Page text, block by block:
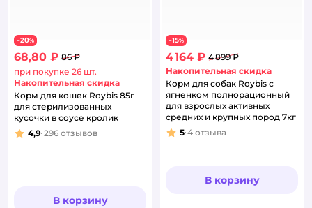
−20%
68,80 ₽ 86 ₽
при покупке 26 шт.
Накопительная скидка
Корм для кошек Roybis 85г
для стерилизованных
кусочки в соусе кролик
Рейтинг:
4,9 296 отзывов
В корзину
−15%
4 164 ₽ 4 899 ₽
Накопительная скидка
Корм для собак Roybis с
ягненком полнорационный
для взрослых активных
средних и крупных пород 7кг
Рейтинг:
5 4 отзыва
В корзину